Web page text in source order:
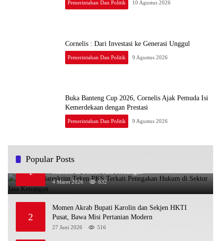
Pemerintahan Dan Politik 10 Agustus 2026
Cornelis : Dari Investasi ke Generasi Unggul
Pemerintahan Dan Politik 9 Agustus 2026
Buka Banteng Cup 2026, Cornelis Ajak Pemuda Isi
Kemerdekaan dengan Prestasi
Pemerintahan Dan Politik 9 Agustus 2026
Popular Posts
1
OJK dan Bareskrim Teken PKS Terkait Penegakan
Hukum di Sektor Jasa Keuangan
4 Maret 2026 832
2
Momen Akrab Bupati Karolin dan Sekjen HKTI
27 Juni 2026 516